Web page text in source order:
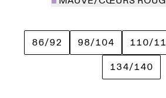
86/92 98/104 110/
134/140